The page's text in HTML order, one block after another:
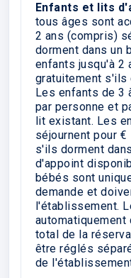
Enfants et lits
tous âges sont
2 ans (compris)
dorment dans un
enfants jusqu'à 2
gratuitement s'ils
Les enfants de 3
par personne et
lit existant. Les
séjournent pour
s'ils dorment
d'appoint
bébés sont
demande et
l'établissement.
automatiquement
total de la
être réglés
de